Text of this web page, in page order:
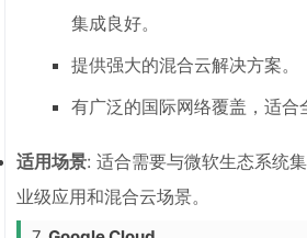
集成良好。
提供强大的混合云解决方案。
有广泛的国际网络覆盖，适合
适用场景: 适合需要与微软生态系统
业级应用和混合云场景。